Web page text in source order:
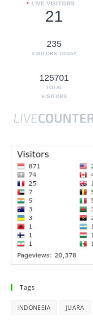
LIVE VISITORS
21
235
VISITORS TODAY
125701
TOTAL
VISITORS
Tags
INDONESIA JUARA